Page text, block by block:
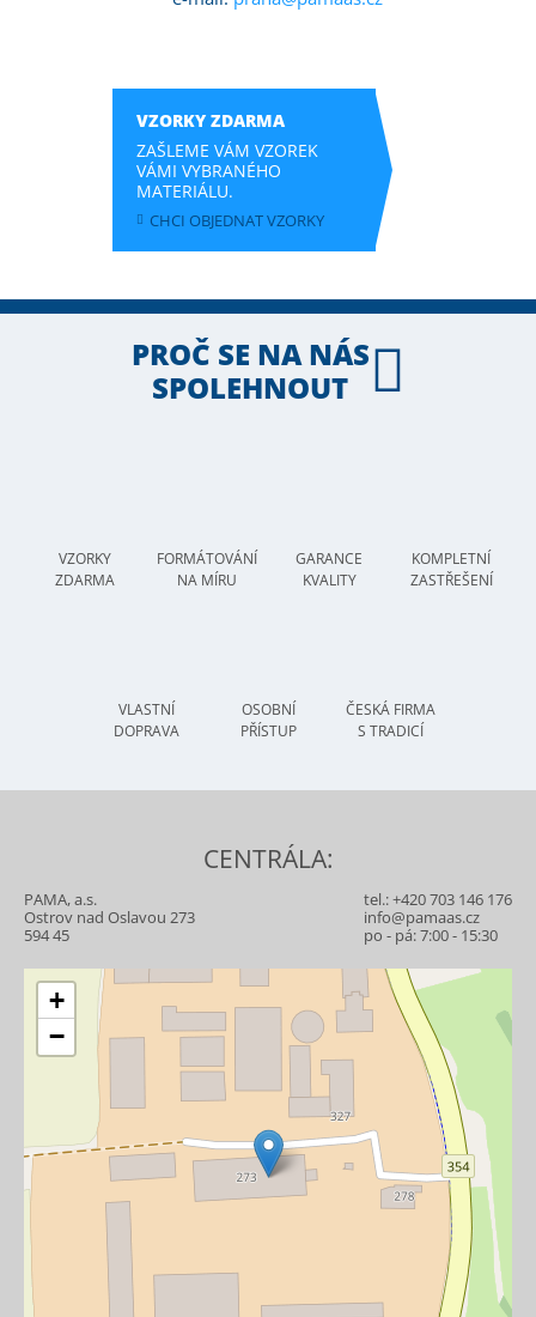
VZORKY ZDARMA
ZAŠLEME VÁM VZOREK
VÁMI VYBRANÉHO
MATERIÁLU.
CHCI OBJEDNAT VZORKY
PROČ SE NA NÁS
SPOLEHNOUT
VZORKY
ZDARMA
FORMÁTOVÁNÍ
NA MÍRU
GARANCE
KVALITY
KOMPLETNÍ
ZASTŘEŠENÍ
VLASTNÍ
DOPRAVA
OSOBNÍ
PŘÍSTUP
ČESKÁ FIRMA
S TRADICÍ
CENTRÁLA:
PAMA, a.s.
Ostrov nad Oslavou 273
594 45
tel.:+420 703 146 176
info@pamaas.cz
po - pá: 7:00 - 15:30
+
−